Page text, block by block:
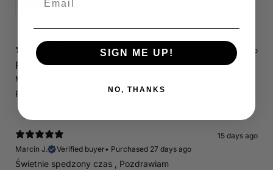
4.71 ★ ·
15 days ago
RS3 8P
Marcin J.
Polecam !
15 days ago
Marcin J.
Verified buyer• Purchased 27 days ago
Świetnie spedzony czas , Pozdrawiam
SIGN ME UP!
NO, THANKS